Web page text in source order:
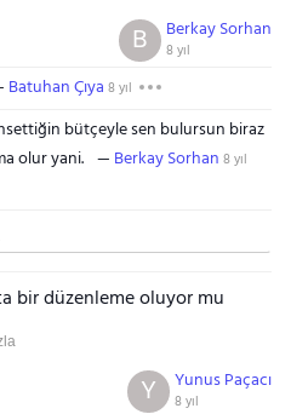
Berkay Sorhan
8 yıl
B
Batuhan Çıya 8 yıl
bütçeyle sen bulursun biraz
olur yani.
Berkay Sorhan 8 yıl
bir düzenleme oluyor mu
Yunus Paçacı
8 yıl
Y